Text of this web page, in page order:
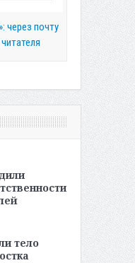
через почту
тело